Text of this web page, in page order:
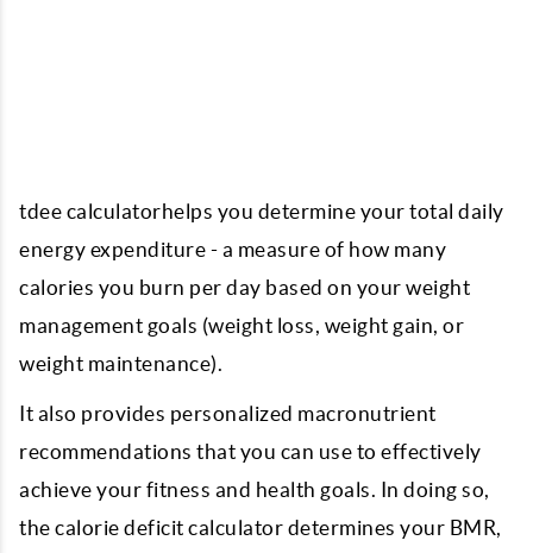
tdee calculatorhelps you determine your total daily
energy expenditure - a measure of how many
calories you burn per day based on your weight
management goals (weight loss, weight gain, or
weight maintenance).
It also provides personalized macronutrient
recommendations that you can use to effectively
achieve your fitness and health goals. In doing so,
the calorie deficit calculator determines your BMR,